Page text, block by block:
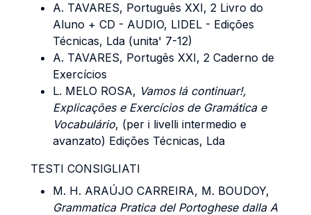
A. TAVARES, Português XXI, 2 Livro do
Aluno + CD - AUDIO, LIDEL - Edições
Técnicas, Lda (unita' 7-12)
A. TAVARES, Portugês XXI, 2 Caderno de
Exercícios
L. MELO ROSA, Vamos lá continuar!,
Explicações e Exercícios de Gramática e
Vocabulário, (per i livelli intermedio e
avanzato) Edições Técnicas, Lda
TESTI CONSIGLIATI
M. H. ARAÚJO CARREIRA, M. BOUDOY,
Grammatica Pratica del Portoghese dalla A